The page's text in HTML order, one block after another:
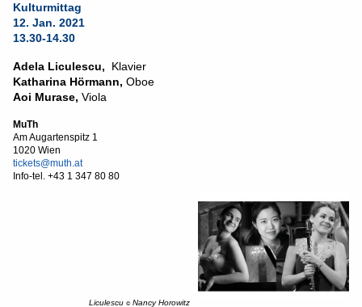
Kulturmittag
12. Jan. 2021
13.30-14.30
Adela Liculescu, Klavier
Katharina Hörmann, Oboe
Aoi Murase, Viola
MuTh
Am Augartenspitz 1
1020 Wien
tickets@muth.at
Info-tel. +43 1 347 80 80
Liculescu ©Nancy Horowitz